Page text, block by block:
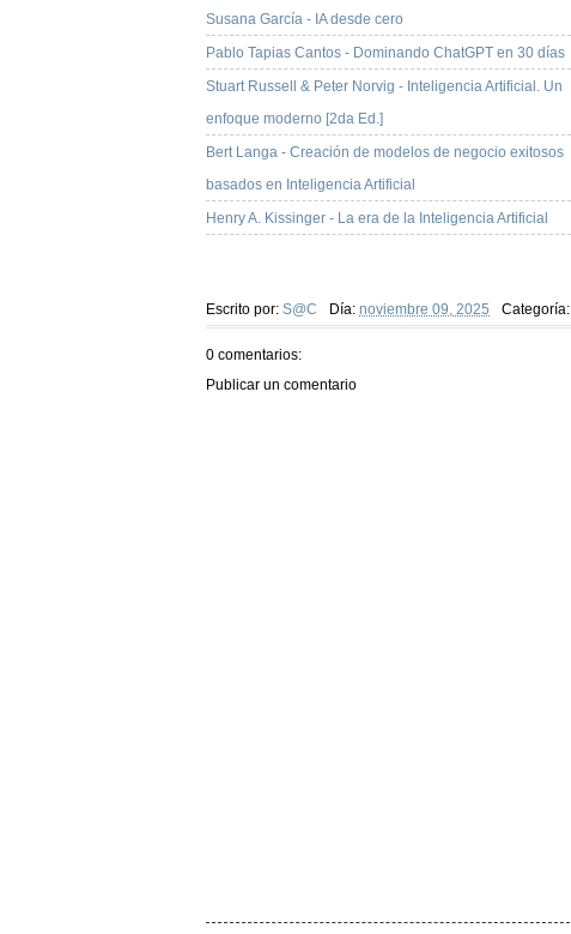
Susana García - IA desde cero
Pablo Tapias Cantos - Dominando ChatGPT en 30 días
Stuart Russell & Peter Norvig - Inteligencia Artificial. Un
enfoque moderno [2da Ed.]
Bert Langa - Creación de modelos de negocio exitosos
basados en Inteligencia Artificial
Henry A. Kissinger - La era de la Inteligencia Artificial
Escrito por: S@C Día: noviembre 09, 2025 Categoría:
0 comentarios:
Publicar un comentario